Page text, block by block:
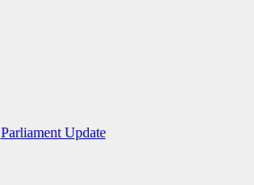
Parliament Update